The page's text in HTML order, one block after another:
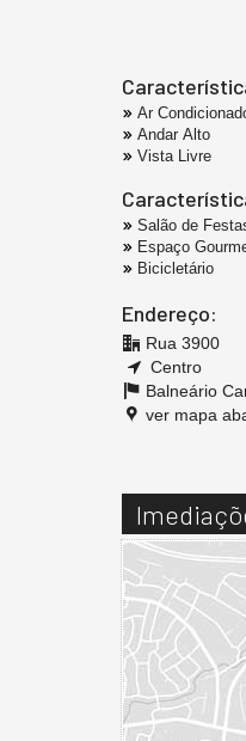
Ar
Andar Alto
Vista Livre
Salão de
Espaço
Bicicletário
Endereço:
Rua 3900
Centro
Balneário
ver mapa